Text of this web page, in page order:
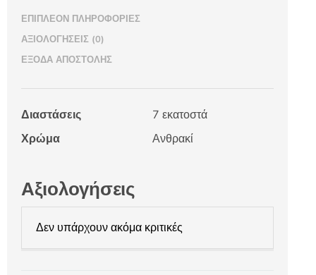
ΕΠΙΠΛΈΟΝ ΠΛΗΡΟΦΟΡΊΕΣ
ΑΞΙΟΛΟΓΉΣΕΙΣ (0)
ΈΞΟΔΑ ΑΠΟΣΤΟΛΉΣ
Διαστάσεις
7 εκατοστά
Χρώμα
Ανθρακί
Αξιολογήσεις
Δεν υπάρχουν ακόμα κριτικές